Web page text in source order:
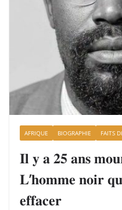
AFRIQUE BIOGRAPHIE FAITS
𝐈𝐥 𝐲 𝐚 𝟐𝟓 𝐚𝐧𝐬
𝐋’𝐡𝐨𝐦𝐦𝐞 𝐧𝐨𝐢𝐫
𝐞𝐟𝐟𝐚𝐜𝐞𝐫